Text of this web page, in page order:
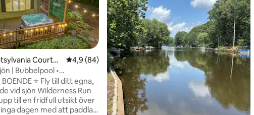
4 omdömen
Courtho
4,9 av 5 i genomsnittligt betyg, 84 omdömen
4,9 (84)
| Bubbelpool •
för elbil • Paviljong
BOENDE ⭐ Fly till ditt egna,
vid sjön Wilderness Run
till en fridfull utsikt över
dagen med att paddla